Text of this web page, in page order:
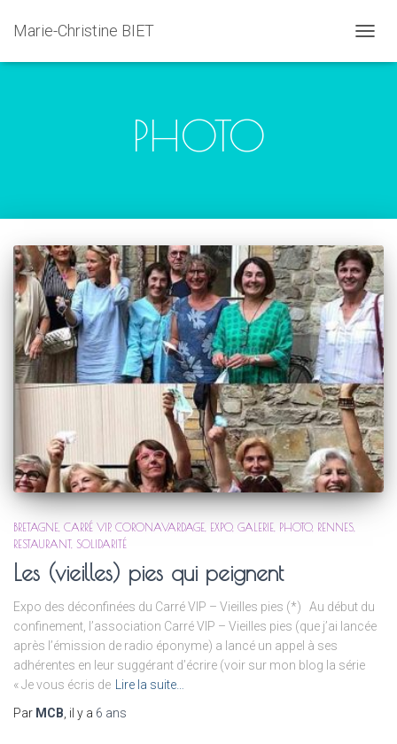
Marie-Christine BIET
LA
PHOTO
BRETAGNE CARRÉ VIP CORONAVARDAGE EXPO GALERIE PHOTO RENNES
RESTAURANT SOLIDARITÉ
Les (vieilles) pies qui peignent
Expo des déconfinées du Carré VIP – Vieilles pies (*) Au début du
confinement, l’association Carré VIP – Vieilles pies (que j’ai lancée
après l’émission de radio éponyme) a lancé un appel à ses
adhérentes en leur suggérant d’écrire (voir sur mon blog la série
« Je vous écris de
Lire la suite…
Par MCB , il y a 6 ans